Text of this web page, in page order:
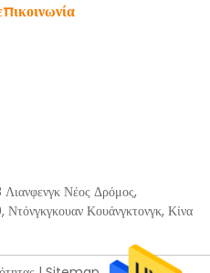
Νέος Δρόμος,
Κουάνγκτονγκ, Κίνα